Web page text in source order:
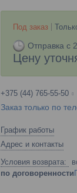
Под заказ
Отправка с
Цену
+375 (44) 765-55-50
Заказ только по
График работы
Адрес и контакты
по договоренности